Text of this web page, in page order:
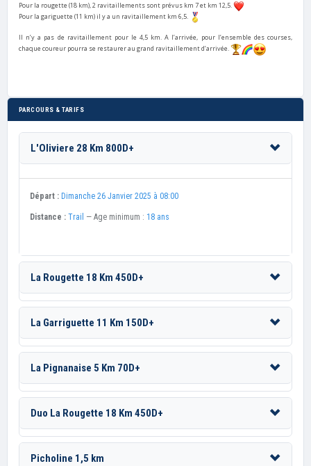
Pour la rougette (18 km), 2 ravitaillements sont prévus km 7 et km 12,5.
Pour la gariguette (11 km) il y a un ravitaillement km 6,5.
Il n’y a pas de ravitaillement pour le 4,5 km. A l’arrivée, pour l’ensemble des courses,
chaque coureur pourra se restaurer au grand ravitaillement d’arrivée.
PARCOURS & TARIFS
L'Oliviere 28 Km 800D+
Départ : Dimanche 26 Janvier 2025 à 08:00
Distance : Trail — Age minimum : 18 ans
La Rougette 18 Km 450D+
La Garriguette 11 Km 150D+
La Pignanaise 5 Km 70D+
Duo La Rougette 18 Km 450D+
Picholine 1,5 km